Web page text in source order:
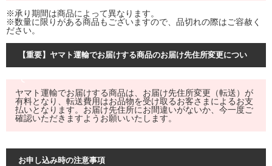
※承り期間は商品によって異なります。
※数量に限りがある商品もございますので、品切れの際はご容赦く
ださい。
【重要】ヤマト運輸でお届けする商品のお届け先住所変更につい
ヤマト運輸でお届けする商品は、お届け先住所変更（転送）が
有料となり、転送費用はお品物を受け取るお客さまによるお支
払いとなります。お届け先住所にお間違いがないか、今一度ご
確認いただきますようお願いいたします。
お申し込み時の注意事項